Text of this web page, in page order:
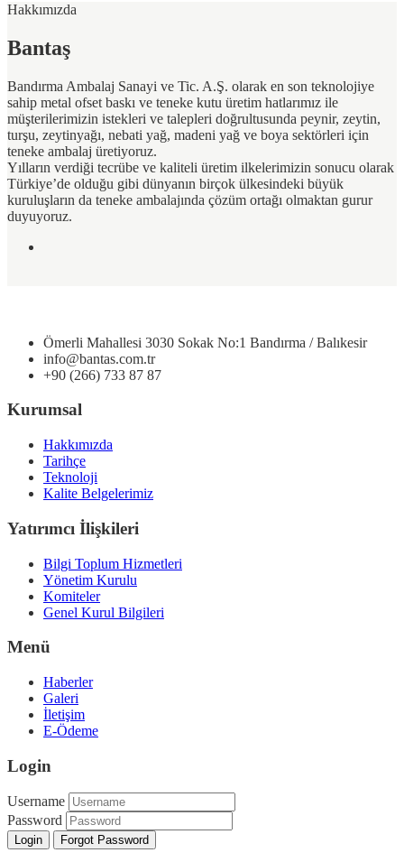
Hakkımızda
Bantaş
Bandırma Ambalaj Sanayi ve Tic. A.Ş. olarak en son teknolojiye
sahip metal ofset baskı ve teneke kutu üretim hatlarımız ile
müşterilerimizin istekleri ve talepleri doğrultusunda peynir, zeytin,
turşu, zeytinyağı, nebati yağ, madeni yağ ve boya sektörleri için
teneke ambalaj üretiyoruz.
Yılların verdiği tecrübe ve kaliteli üretim ilkelerimizin sonucu olarak
Türkiye’de olduğu gibi dünyanın birçok ülkesindeki büyük
kuruluşların da teneke ambalajında çözüm ortağı olmaktan gurur
duyuyoruz.
Ömerli Mahallesi 3030 Sokak No:1 Bandırma / Balıkesir
info@bantas.com.tr
+90 (266) 733 87 87
Kurumsal
Hakkımızda
Tarihçe
Teknoloji
Kalite Belgelerimiz
Yatırımcı İlişkileri
Bilgi Toplum Hizmetleri
Yönetim Kurulu
Komiteler
Genel Kurul Bilgileri
Menü
Haberler
Galeri
İletişim
E-Ödeme
Login
Username
Password
Login Forgot Password